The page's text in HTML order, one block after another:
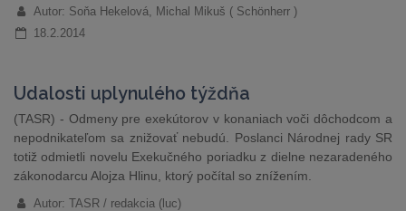
Autor: Soňa Hekelová, Michal Mikuš ( Schönherr )
18.2.2014
Udalosti uplynulého týždňa
(TASR) - Odmeny pre exekútorov v konaniach voči dôchodcom a
nepodnikateľom sa znižovať nebudú. Poslanci Národnej rady SR
totiž odmietli novelu Exekučného poriadku z dielne nezaradeného
zákonodarcu Alojza Hlinu, ktorý počítal so znížením.
Autor: TASR / redakcia (luc)